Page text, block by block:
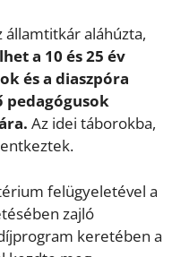
államtitkár aláhúzta,
a 10 és 25 év
és a diaszpóra
pedagógusok
Az idei táborokba,
felügyeletével a
zajló
keretében a